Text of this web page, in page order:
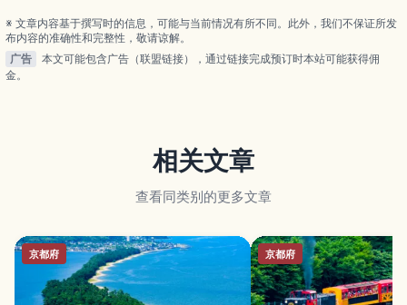
※ 文章内容基于撰写时的信息，可能与当前情况有所不同。此外，我们不保证所发
布内容的准确性和完整性，敬请谅解。
广告
本文可能包含广告（联盟链接），通过链接完成预订时本站可能获得佣
金。
相关文章
查看同类别的更多文章
京都府 京都府